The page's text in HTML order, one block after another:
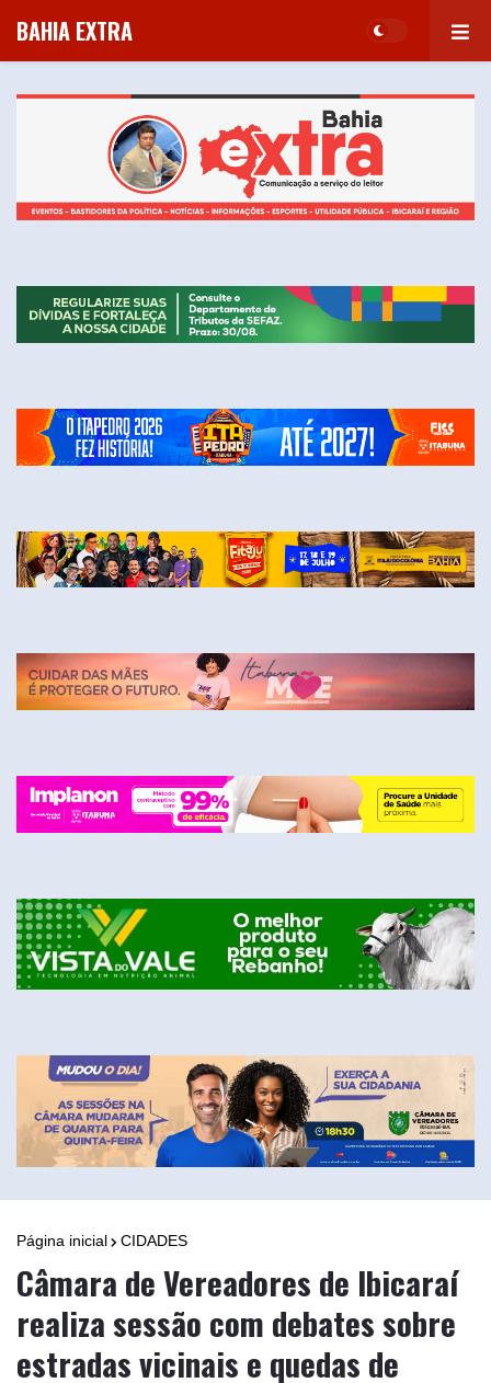
BAHIA EXTRA
Página inicial CIDADES
Câmara de Vereadores de Ibicaraí
realiza sessão com debates sobre
estradas vicinais e quedas de